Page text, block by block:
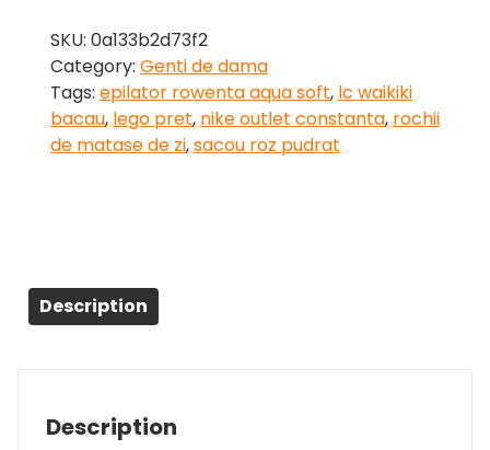
SKU: 0a133b2d73f2
Category: Genti de dama
Tags: epilator rowenta aqua soft, lc waikiki
bacau, lego pret, nike outlet constanta, rochii
de matase de zi,sacou roz pudrat
Description
Description